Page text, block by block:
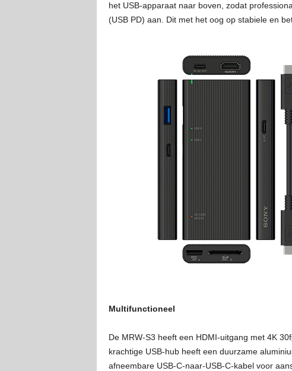
het USB-apparaat naar boven, zodat
(USB PD) aan. Dit met het oog op stabiele en
Multifunctioneel
De MRW-S3 heeft een HDMI-uitgang met 4K
krachtige USB-hub heeft een duurzame
afneembare USB-C-naar-USB-C-kabel voor